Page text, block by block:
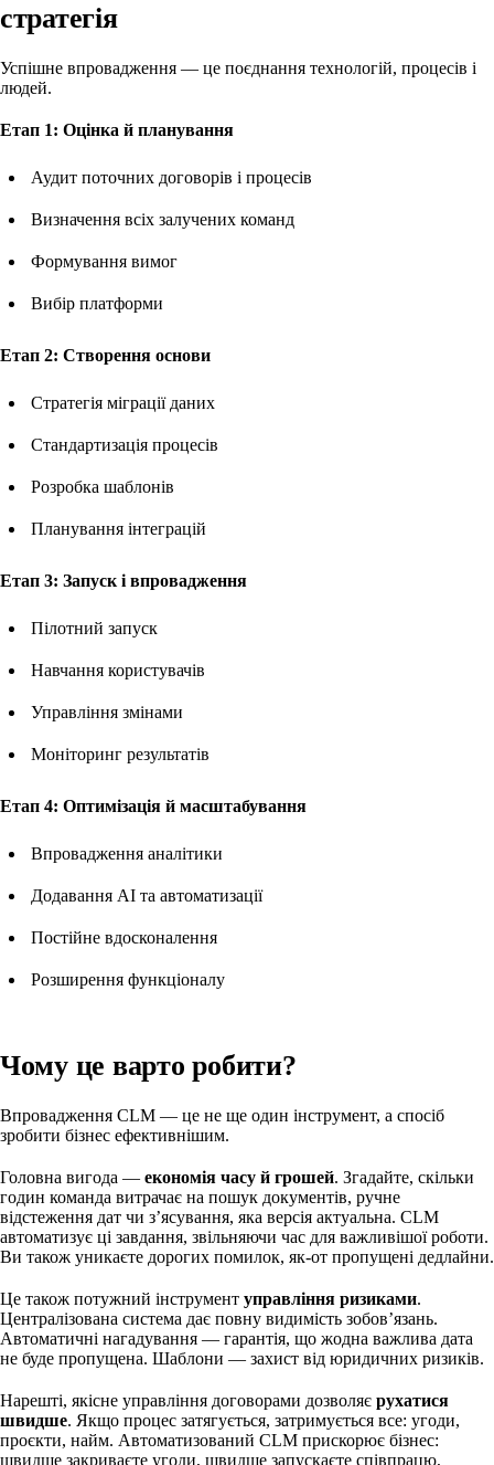
стратегія
Успішне впровадження — це поєднання технологій, процесів і
людей.
Етап 1: Оцінка й планування
Аудит поточних договорів і процесів
Визначення всіх залучених команд
Формування вимог
Вибір платформи
Етап 2: Створення основи
Стратегія міграції даних
Стандартизація процесів
Розробка шаблонів
Планування інтеграцій
Етап 3: Запуск і впровадження
Пілотний запуск
Навчання користувачів
Управління змінами
Моніторинг результатів
Етап 4: Оптимізація й масштабування
Впровадження аналітики
Додавання AI та автоматизації
Постійне вдосконалення
Розширення функціоналу
Чому це варто робити?
Впровадження CLM — це не ще один інструмент, а спосіб
зробити бізнес ефективнішим.
Головна вигода — економія часу й грошей. Згадайте, скільки
годин команда витрачає на пошук документів, ручне
відстеження дат чи з’ясування, яка версія актуальна. CLM
автоматизує ці завдання, звільняючи час для важливішої роботи.
Ви також уникаєте дорогих помилок, як-от пропущені дедлайни.
Це також потужний інструмент управління ризиками.
Централізована система дає повну видимість зобов’язань.
Автоматичні нагадування — гарантія, що жодна важлива дата
не буде пропущена. Шаблони — захист від юридичних ризиків.
Нарешті, якісне управління договорами дозволяє рухатися
швидше. Якщо процес затягується, затримується все: угоди,
проєкти, найм. Автоматизований CLM прискорює бізнес:
швидше закриваєте угоди, швидше запускаєте співпрацю,